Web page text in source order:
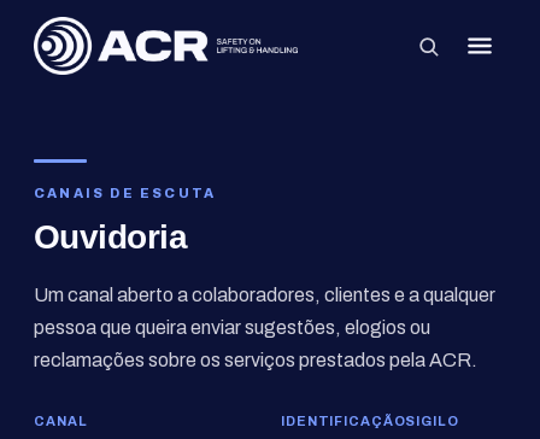
CANAIS DE ESCUTA
Ouvidoria
Um canal aberto a colaboradores, clientes e a qualquer
pessoa que queira enviar sugestões, elogios ou
reclamações sobre os serviços prestados pela ACR.
CANAL IDENTIFICAÇÃOSIGILO